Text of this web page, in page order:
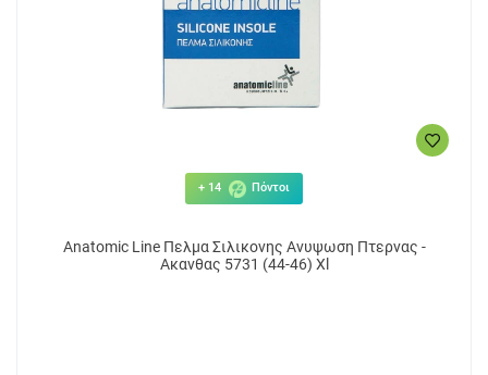
+ 14 Πόντοι
Anatomic Line Πελμα Σιλικονης Ανυψωση Πτερνας -
Ακανθας 5731 (44-46) Xl